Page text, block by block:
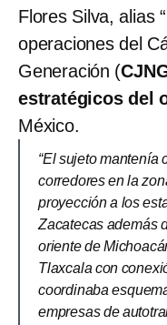
Flores Silva, alias “
operaciones del
Generación (
estratégicos del
México.
“El sujeto mantenía
corredores en la
proyección a los
Zacatecas además
oriente de
Tlaxcala con
coordinaba
empresas de